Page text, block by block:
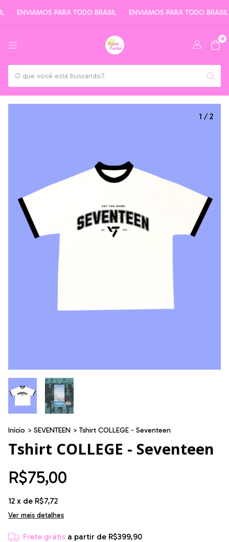
ENVIAMOS PARA TODO BRASIL ENVIAMOS PARA TODO BRASIL
0
1 / 2
Início > SEVENTEEN > Tshirt COLLEGE - Seventeen
Tshirt COLLEGE - Seventeen
R$75,00
12 x de R$7,72
Ver mais detalhes
Frete grátis a partir de R$399,90